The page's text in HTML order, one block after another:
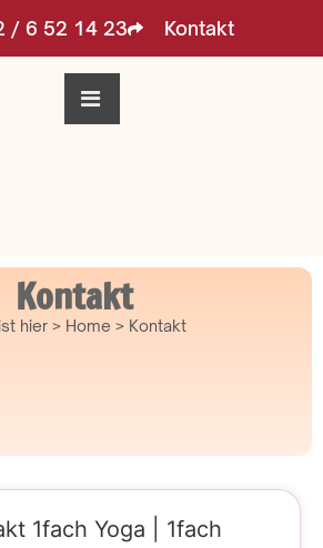
/ 6 52 14 23 Kontakt
Kontakt
hier > Home > Kontakt